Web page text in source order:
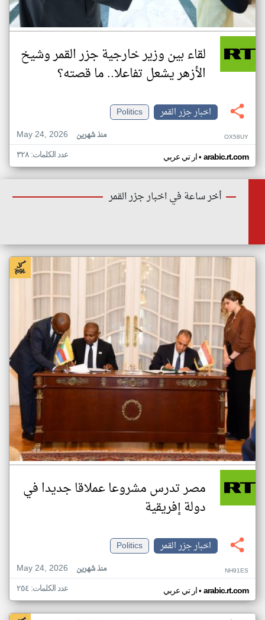
لقاء بين وزير خارجية جزر القمر وشيخ
الأزهر يشعل تفاعلا.. ما قصته؟
اخبار جزر القمر
Politics
May 24, 2026
منذ شهرين OX58UY
ار تي عربي• arabic.rt.com عدد الكلمات: ٣٢٨
أخر ساعة في اخبار جزر القمر
مصر تدرس مشروعا عملاقا جديدا في
دولة إفريقية
اخبار جزر القمر
Politics
May 24, 2026
منذ شهرين NH91ES
ار تي عربي• arabic.rt.com عدد الكلمات: ٢٥٤